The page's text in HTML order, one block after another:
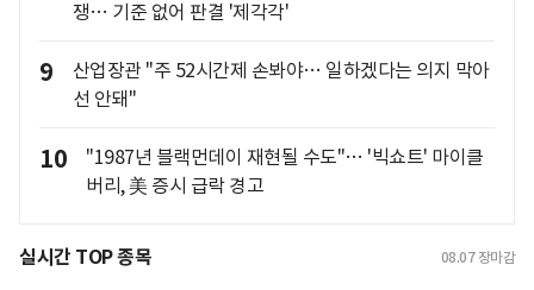
쟁… 기준 없어 판결 '제각각'
9
산업장관 "주 52시간제 손봐야… 일하겠다는 의지 막아
선 안돼"
10
"1987년 블랙먼데이 재현될 수도"… '빅쇼트' 마이클
버리, 美 증시 급락 경고
실시간 TOP 종목 08.07 장마감